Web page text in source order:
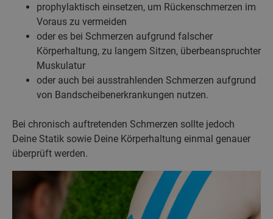
prophylaktisch einsetzen, um Rückenschmerzen im
Voraus zu vermeiden
oder es bei Schmerzen aufgrund falscher
Körperhaltung, zu langem Sitzen, überbeanspruchter
Muskulatur
oder auch bei ausstrahlenden Schmerzen aufgrund
von Bandscheibenerkrankungen nutzen.
Bei chronisch auftretenden Schmerzen sollte jedoch
Deine Statik sowie Deine Körperhaltung einmal genauer
überprüft werden.